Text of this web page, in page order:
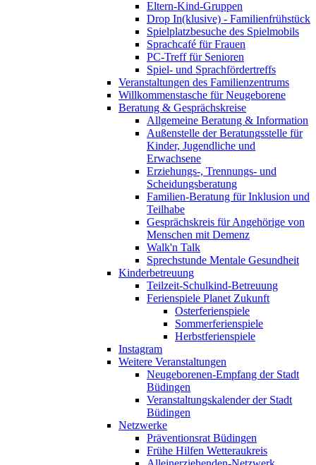
Eltern-Kind-Gruppen
Drop In(klusive) - Familienfrühstück
Spielplatzbesuche des Spielmobils
Sprachcafé für Frauen
PC-Treff für Senioren
Spiel- und Sprachfördertreffs
Veranstaltungen des Familienzentrums
Willkommenstasche für Neugeborene
Beratung & Gesprächskreise
Allgemeine Beratung & Information
Außenstelle der Beratungsstelle für
Kinder, Jugendliche und
Erwachsene
Erziehungs-, Trennungs- und
Scheidungsberatung
Familien-Beratung für Inklusion und
Teilhabe
Gesprächskreis für Angehörige von
Menschen mit Demenz
Walk'n Talk
Sprechstunde Mentale Gesundheit
Kinderbetreuung
Teilzeit-Schulkind-Betreuung
Ferienspiele Planet Zukunft
Osterferienspiele
Sommerferienspiele
Herbstferienspiele
Instagram
Weitere Veranstaltungen
Neugeborenen-Empfang der Stadt
Büdingen
Veranstaltungskalender der Stadt
Büdingen
Netzwerke
Präventionsrat Büdingen
Frühe Hilfen Wetteraukreis